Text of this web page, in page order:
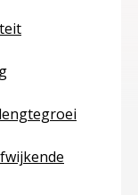
tijdens de
van afwijkende
2 – Oorzaken